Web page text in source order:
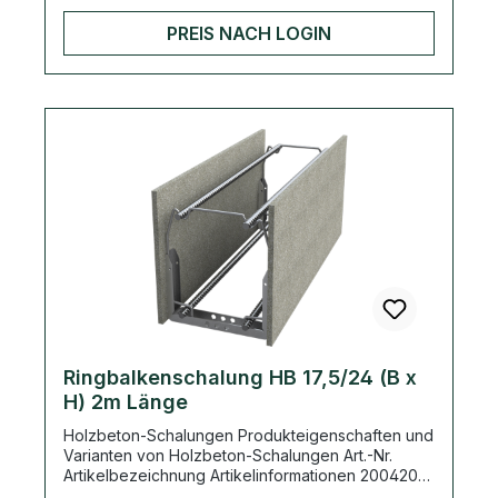
180 m / Palette 2004166 Ringbalkenschalung HB
Typ 11,5/24 (B x H) 104 m / Palette 2004169
24/24 (B x H) 84 m / Palette 2004222
Sturzschalung HB 17,5/24 (B x H) 80 m / Palette
2004223 Sturzschalung HB 24/24 (B x H) 60 m /
Mauerwerk von 11,5 - 36,5 cm (25 Stück / Bund)
PREIS NACH LOGIN
Ringbalkenschalung HB 17,5/24 (B x
H) 2m Länge
Holzbeton-Schalungen Produkteigenschaften und
Varianten von Holzbeton-Schalungen Art.-Nr.
Artikelbezeichnung Artikelinformationen 2004206